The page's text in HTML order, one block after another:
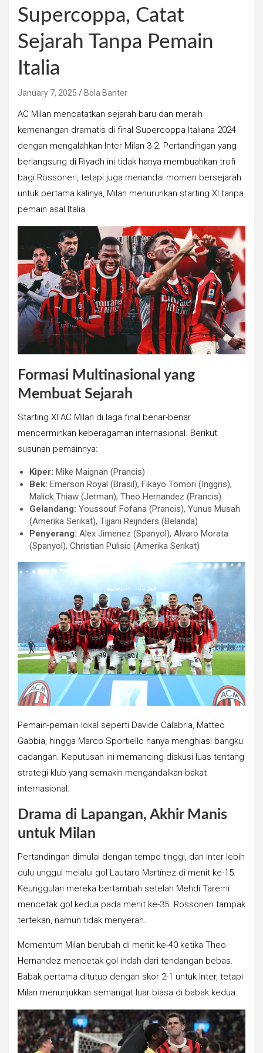
Supercoppa, Catat
Sejarah Tanpa Pemain
Italia
January 7, 2025 Bola Banter
AC Milan mencatatkan sejarah baru dan meraih
kemenangan dramatis di final Supercoppa Italiana 2024
dengan mengalahkan Inter Milan 3-2. Pertandingan yang
berlangsung di Riyadh ini tidak hanya membuahkan trofi
bagi Rossoneri, tetapi juga menandai momen bersejarah:
untuk pertama kalinya, Milan menurunkan starting XI tanpa
pemain asal Italia.
Formasi Multinasional yang
Membuat Sejarah
Starting XI AC Milan di laga final benar-benar
mencerminkan keberagaman internasional. Berikut
susunan pemainnya:
Kiper: Mike Maignan (Prancis)
Bek: Emerson Royal (Brasil), Fikayo Tomori (Inggris),
Malick Thiaw (Jerman), Theo Hernandez (Prancis)
Gelandang: Youssouf Fofana (Prancis), Yunus Musah
(Amerika Serikat), Tijjani Reijnders (Belanda)
Penyerang: Alex Jimenez (Spanyol), Alvaro Morata
(Spanyol), Christian Pulisic (Amerika Serikat)
Pemain-pemain lokal seperti Davide Calabria, Matteo
Gabbia, hingga Marco Sportiello hanya menghiasi bangku
cadangan. Keputusan ini memancing diskusi luas tentang
strategi klub yang semakin mengandalkan bakat
internasional.
Drama di Lapangan, Akhir Manis
untuk Milan
Pertandingan dimulai dengan tempo tinggi, dan Inter lebih
dulu unggul melalui gol Lautaro Martínez di menit ke-15.
Keunggulan mereka bertambah setelah Mehdi Taremi
mencetak gol kedua pada menit ke-35. Rossoneri tampak
tertekan, namun tidak menyerah.
Momentum Milan berubah di menit ke-40 ketika Theo
Hernandez mencetak gol indah dari tendangan bebas.
Babak pertama ditutup dengan skor 2-1 untuk Inter, tetapi
Milan menunjukkan semangat luar biasa di babak kedua.